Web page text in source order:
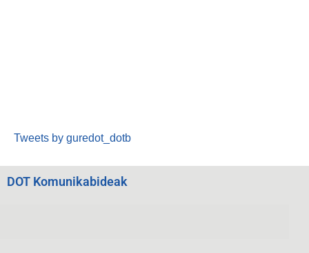
Tweets by guredot_dotb
DOT Komunikabideak